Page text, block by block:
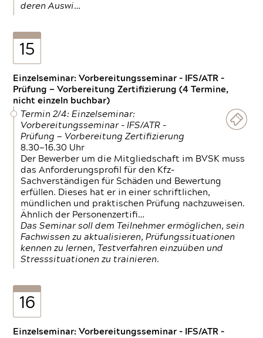
deren Auswi…
15
Einzelseminar: Vorbereitungsseminar - IFS/ATR -
Prüfung — Vorbereitung Zertifizierung (4 Termine,
nicht einzeln buchbar)
Termin 2/4: Einzelseminar:
Vorbereitungsseminar - IFS/ATR -
Prüfung — Vorbereitung Zertifizierung
8.30—16.30 Uhr
Der Bewerber um die Mitgliedschaft im BVSK muss
das Anforderungsprofil für den Kfz-
Sachverständigen für Schäden und Bewertung
erfüllen. Dieses hat er in einer schriftlichen,
mündlichen und praktischen Prüfung nachzuweisen.
Ähnlich der Personenzertifi…
Das Seminar soll dem Teilnehmer ermöglichen, sein
Fachwissen zu aktualisieren, Prüfungssituationen
kennen zu lernen, Testverfahren einzuüben und
Stresssituationen zu trainieren.
16
Einzelseminar: Vorbereitungsseminar - IFS/ATR -